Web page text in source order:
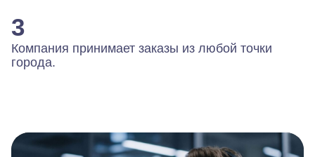
3
Компания принимает заказы из любой точки
города.